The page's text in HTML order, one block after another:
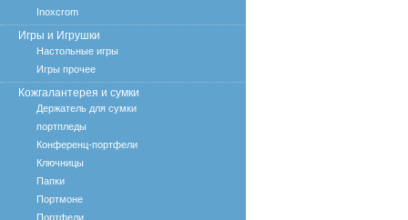
Inoxcrom
Игры и Игрушки
Настольные игры
Игры прочее
Кожгалантерея и сумки
Держатель для сумки
портпледы
Конференц-портфели
Ключницы
Папки
Портмоне
Портфели